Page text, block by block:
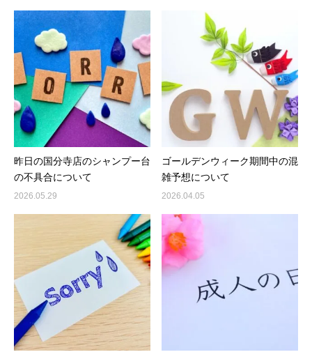
昨日の国分寺店のシャンプー台
の不具合について
2026.05.29
ゴールデンウィーク期間中の混
雑予想について
2026.04.05